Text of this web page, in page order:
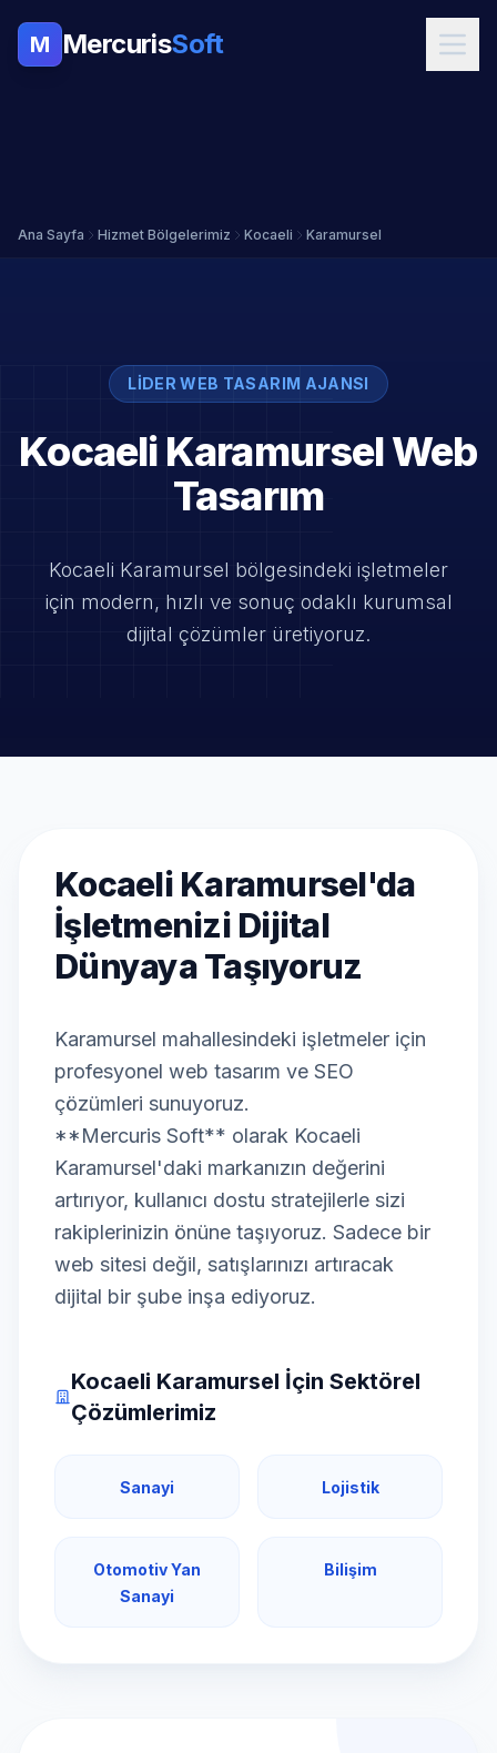
M MercurisSoft
Ana Sayfa Hizmet Bölgelerimiz Kocaeli Karamursel
LIDER WEB TASARIM AJANSI
Kocaeli Karamursel Web
Tasarım
Kocaeli Karamursel bölgesindeki işletmeler
için modern, hızlı ve sonuç odaklı kurumsal
dijital çözümler üretiyoruz.
Kocaeli Karamursel'da
İşletmenizi Dijital
Dünyaya Taşıyoruz
Karamursel mahallesindeki işletmeler için
profesyonel web tasarım ve SEO
çözümleri sunuyoruz.
**Mercuris Soft** olarak Kocaeli
Karamursel'daki markanızın değerini
artırıyor, kullanıcı dostu stratejilerle sizi
rakiplerinizin önüne taşıyoruz. Sadece bir
web sitesi değil, satışlarınızı artıracak
dijital bir şube inşa ediyoruz.
Kocaeli Karamursel İçin Sektörel
Çözümlerimiz
Sanayi Lojistik
Otomotiv Yan
Sanayi
Bilişim